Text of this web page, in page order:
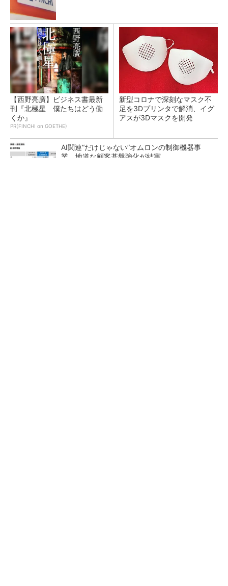
【西野亮廣】ビジネス書最新
刊『北極星 僕たちはどう働
くか』
PR(FINCHI on GOETHE)
新型コロナで深刻なマスク不
足を3Dプリンタで解消、イグ
アスが3Dマスクを開発
AI関連“だけじゃない”オムロンの制御機器事
業、地道な顧客基盤強化が結実